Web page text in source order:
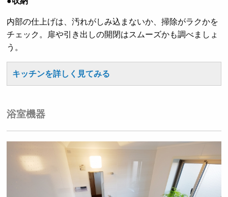
内部の仕上げは、汚れがしみ込まないか、掃除がラクかを
チェック。扉や引き出しの開閉はスムーズかも調べましょ
う。
キッチンを詳しく見てみる
浴室機器